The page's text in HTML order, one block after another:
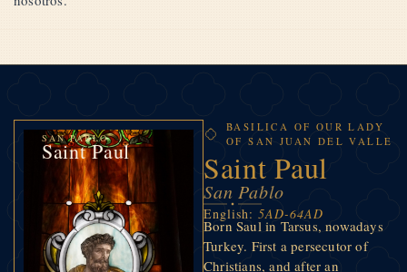
SAN PABLO
Saint Paul
BASILICA OF OUR LADY
OF SAN JUAN DEL VALLE
Saint Paul
San Pablo
English: 5AD-64AD
Born Saul in Tarsus, nowadays
Turkey. First a persecutor of
Christians, and after an